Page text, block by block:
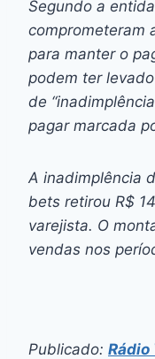
Segundo a
comprometeram
para manter o
podem ter
de
pagar marcada
A inadimplência
bets retirou R$
varejista. O
vendas nos
Publicado: